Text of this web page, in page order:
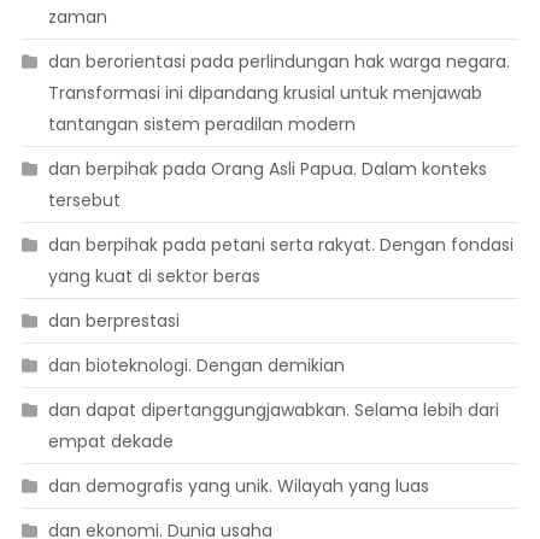
zaman
dan berorientasi pada perlindungan hak warga negara.
Transformasi ini dipandang krusial untuk menjawab
tantangan sistem peradilan modern
dan berpihak pada Orang Asli Papua. Dalam konteks
tersebut
dan berpihak pada petani serta rakyat. Dengan fondasi
yang kuat di sektor beras
dan berprestasi
dan bioteknologi. Dengan demikian
dan dapat dipertanggungjawabkan. Selama lebih dari
empat dekade
dan demografis yang unik. Wilayah yang luas
dan ekonomi. Dunia usaha